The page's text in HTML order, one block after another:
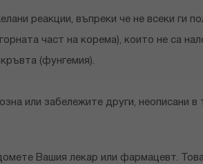
реакции, въпреки че не всеки ги
част на корема), които не са
(фунгемия).
или забележите други, неописани
Вашия лекар или фармацевт.